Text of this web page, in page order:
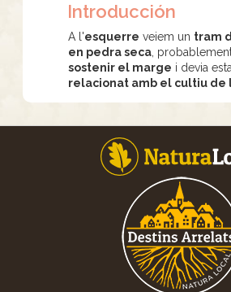
Introducción
A l'esquerre veiem un tram
en pedra seca ,
sostenir el marge i devia
relacionat amb el cultiu de